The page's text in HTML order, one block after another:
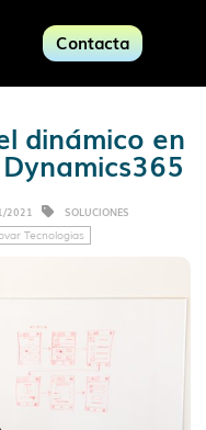
Contacta
dinámico en
2021 SOLUCIONES
Tecnologías